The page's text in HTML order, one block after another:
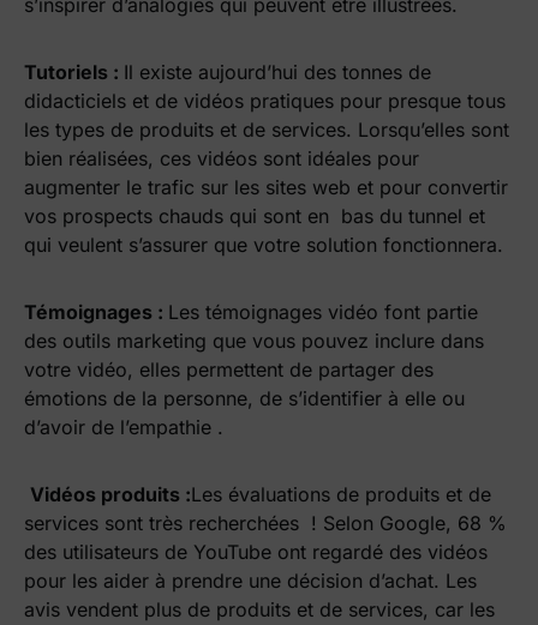
s’inspirer d’analogies qui peuvent être illustrées.
Tutoriels : Il existe aujourd’hui des tonnes de
didacticiels et de vidéos pratiques pour presque tous
les types de produits et de services. Lorsqu’elles sont
bien réalisées, ces vidéos sont idéales pour
augmenter le trafic sur les sites web et pour convertir
vos prospects chauds qui sont en bas du tunnel et
qui veulent s’assurer que votre solution fonctionnera.
Témoignages : Les témoignages vidéo font partie
des outils marketing que vous pouvez inclure dans
votre vidéo, elles permettent de partager des
émotions de la personne, de s’identifier à elle ou
d’avoir de l’empathie .
Vidéos produits :Les évaluations de produits et de
services sont très recherchées ! Selon Google, 68 %
des utilisateurs de YouTube ont regardé des vidéos
pour les aider à prendre une décision d’achat. Les
avis vendent plus de produits et de services, car les